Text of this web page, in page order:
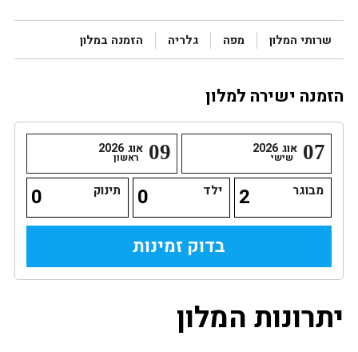
שרותי המלון מפה גלריה הזמנה במלון
הזמנה ישירה למלון
07 אוג 2026
שישי 09 אוג 2026
ראשון
מבוגר ילד תינוק
יתרונות המלון